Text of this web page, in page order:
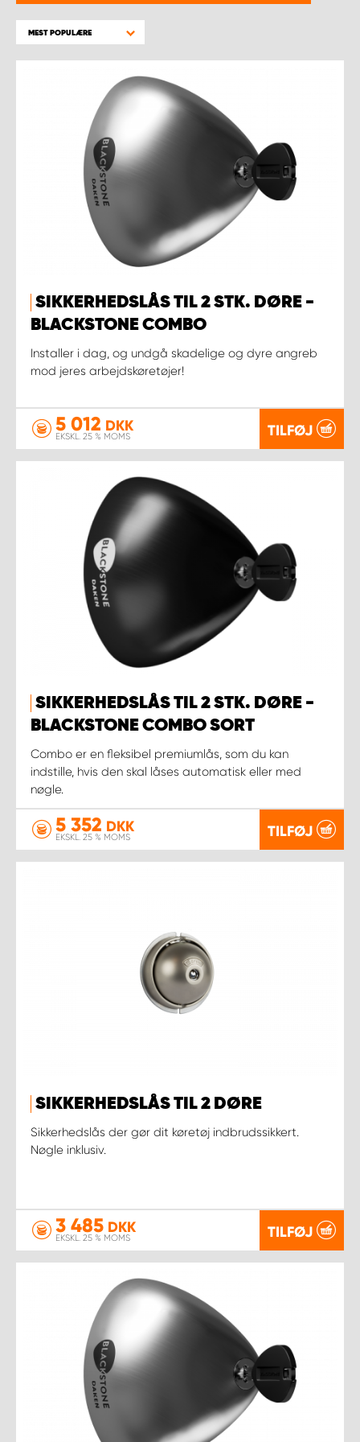
MEST POPULÆRE
SIKKERHEDSLÅS TIL 2 STK. DØRE -
BLACKSTONE COMBO
Installer i dag, og undgå skadelige og dyre angreb
mod jeres arbejdskøretøjer!
5 012 DKK
EKSKL. 25 % MOMS TILFØJ
SIKKERHEDSLÅS TIL 2 STK. DØRE -
BLACKSTONE COMBO SORT
Combo er en fleksibel premiumlås, som du kan
indstille, hvis den skal låses automatisk eller med
nøgle.
5 352 DKK
EKSKL. 25 % MOMS TILFØJ
SIKKERHEDSLÅS TIL 2 DØRE
Sikkerhedslås der gør dit køretøj indbrudssikkert.
Nøgle inklusiv.
3 485 DKK
EKSKL. 25 % MOMS TILFØJ